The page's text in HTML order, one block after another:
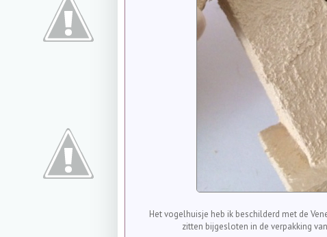
Het vogelhuisje heb ik beschilderd met de
zitten bijgesloten in de verpakking